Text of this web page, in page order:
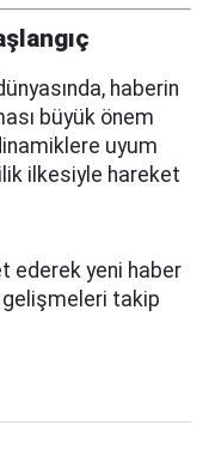
haberin
büyük önem
uyum
ilkesiyle hareket
ederek yeni haber
takip